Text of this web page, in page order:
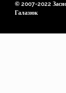
© 2007-2022
Галазюк